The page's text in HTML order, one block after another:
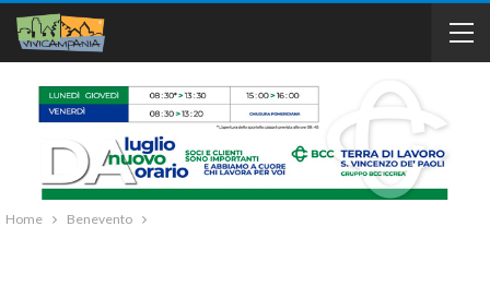
Home Benevento